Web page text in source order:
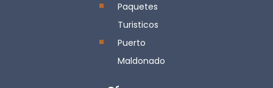
Paquetes
Turisticos
Puerto
Maldonado